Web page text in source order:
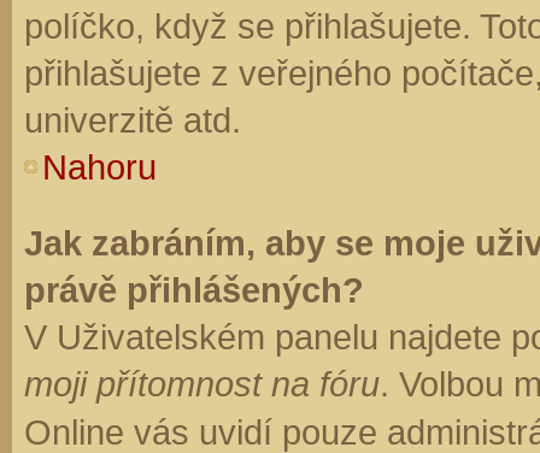
políčko, když se přihlašujete.
přihlašujete z veřejného
univerzitě atd.
Nahoru
Jak zabráním, aby se moje
právě přihlášených?
V Uživatelském panelu najdete
moji přítomnost na fóru. Volbou
Online vás uvidí pouze